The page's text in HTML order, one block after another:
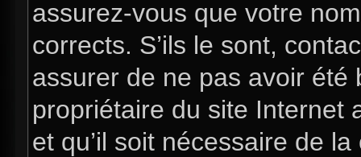
assurez-vous que votre
corrects. S’ils le sont,
assurer de ne pas avoir
propriétaire du site Internet
et qu’il soit nécessaire de la